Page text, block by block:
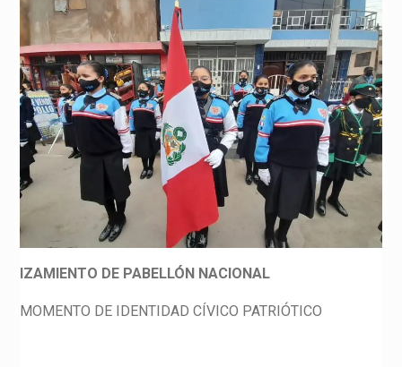
IZAMIENTO DE PABELLÓN NACIONAL
MOMENTO DE IDENTIDAD CÍVICO PATRIÓTICO